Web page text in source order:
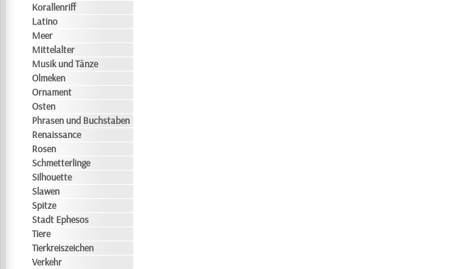
Korallenriff
Latino
Meer
Mittelalter
Musik und Tänze
Olmeken
Ornament
Osten
Phrasen und Buchstaben
Renaissance
Rosen
Schmetterlinge
Silhouette
Slawen
Spitze
Stadt Ephesos
Tiere
Tierkreiszeichen
Verkehr